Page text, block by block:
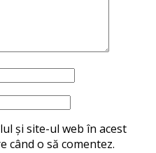
și site-ul web în acest
o să comentez.